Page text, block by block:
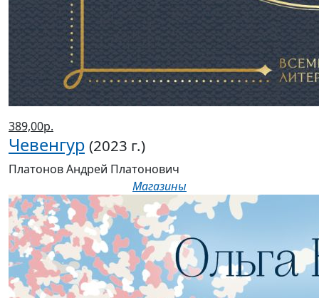
389,00р.
Чевенгур (2023 г.)
Платонов Андрей Платонович
Магазины